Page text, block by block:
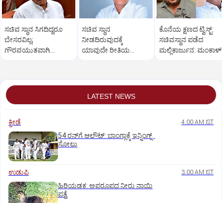
ಸಚಿವ ಸ್ಥಾನ ಸಿಗದಿದ್ದರೂ
ಬೇಸರವಿಲ್ಲ;
ಗೌರವಯುತವಾಗಿ
ಸಚಿವ ಸ್ಥಾನ
ನೀಡದಿರುವುದಕ್ಕೆ
ಯಾವುದೇ ರೀತಿಯ
ಕೊನೆಯ ಕ್ಷಣದ ಟ್ವಿಸ್ಟ್:
ಸಚಿವಸ್ಥಾನ ಪಡೆದ
ಮಲ್ಲಿಕಾರ್ಜುನ: ಮಂಕಾಳ್‌
LATEST NEWS
ಕ್ರೀಡೆ 4:00 AM IST
54 ರನ್‌ಗೆ ಆಲೌಟ್‌: ಬಾಂಗ್ಲಾಕ್ಕೆ ಇನ್ನಿಂಗ್ಸ್‌
ಸೋಲು
ಉಡುಪಿ 3:00 AM IST
ಹಿರಿಯಡಕ: ಅಪರೂಪದ ನೀರು ನಾಯಿ
ಪತ್ತೆ